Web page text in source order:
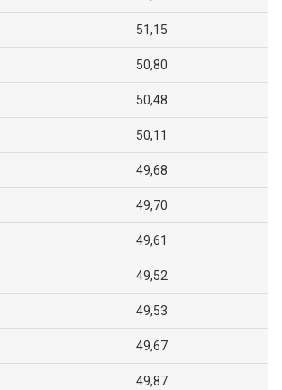
51,15
50,80
50,48
50,11
49,68
49,70
49,61
49,52
49,53
49,67
49,87